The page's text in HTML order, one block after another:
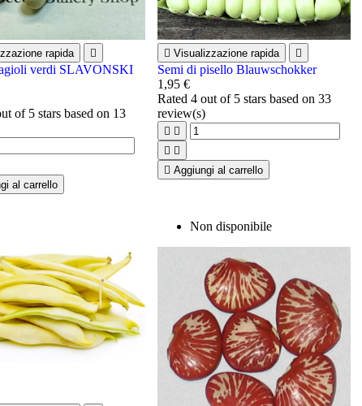
rapida 
verdi SLAVONSKI
of 5 stars based on 13
al carrello
 Visualizzazione rapida 
Semi di pisello Blauwschokker
1,95 €
Rated 4out of 5 stars based on 33
review(s)
 
 
 Aggiungi al carrello
Non disponibile